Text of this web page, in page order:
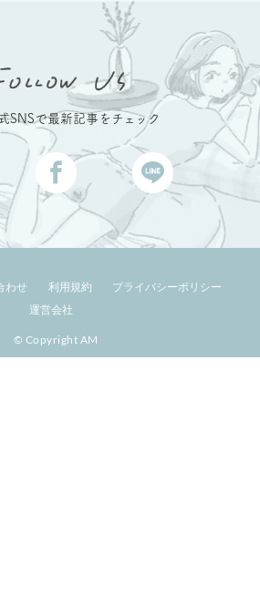
SNSで最新記事をチェック
わせ 利用規約
プライバシーポリシー
運営会社
© Copyright AM